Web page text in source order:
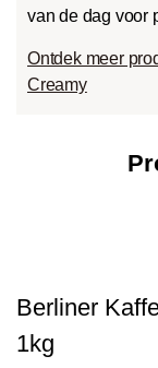
van de dag voor
Ontdek meer
Creamy
Berliner
1kg